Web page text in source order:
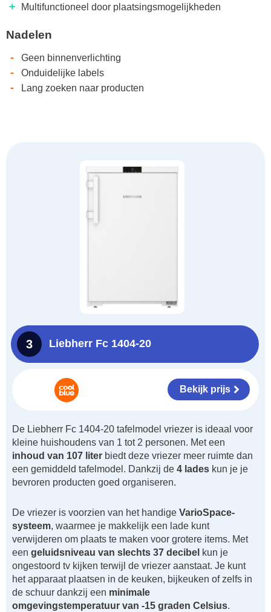
+ Multifunctioneel door plaatsingsmogelijkheden
Nadelen
- Geen binnenverlichting
- Onduidelijke labels
- Lang zoeken naar producten
3 Liebherr Fc 1404-20
Bekijk prijs
De Liebherr Fc 1404-20 tafelmodel vriezer is ideaal voor
kleine huishoudens van 1 tot 2 personen. Met een
inhoud van 107 liter biedt deze vriezer meer ruimte dan
een gemiddeld tafelmodel. Dankzij de 4 lades kun je je
bevroren producten goed organiseren.
De vriezer is voorzien van het handige VarioSpace-
systeem, waarmee je makkelijk een lade kunt
verwijderen om plaats te maken voor grotere items. Met
een geluidsniveau van slechts 37 decibel kun je
ongestoord tv kijken terwijl de vriezer aanstaat. Je kunt
het apparaat plaatsen in de keuken, bijkeuken of zelfs in
de schuur dankzij een minimale
omgevingstemperatuur van -15 graden Celsius.